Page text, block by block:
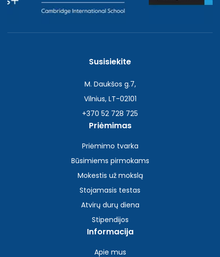
Susisiekite
M. Daukšos g.7,
Vilnius, LT-02101
+370 52 728 725
Priėmimas
Priėmimo tvarka
Būsimiems pirmokams
Mokestis už mokslą
Stojamasis testas
Atvirų durų diena
Stipendijos
Informacija
Apie mus